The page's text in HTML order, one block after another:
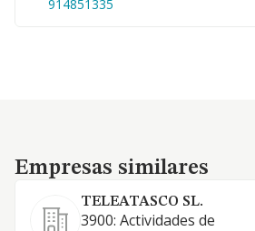
914851335
Empresas similares
Empresas similares
TELEATASCO SL.
3900: Actividades de